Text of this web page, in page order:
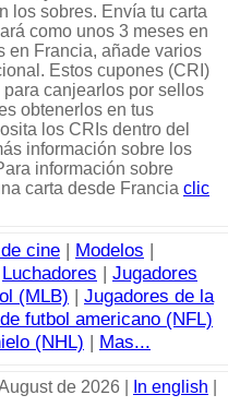
los sobres. Envía tu carta
como unos 3 meses en
en Francia, añade varios
Estos cupones (CRI)
canjearlos por sellos
obtenerlos en tus
los CRIs dentro del
información sobre los
información sobre
carta desde Francia clic
cine | Modelos |
Luchadores | Jugadores
(MLB) | Jugadores de la
futbol americano (NFL)
(NHL) | Mas...
de 2026 | In english